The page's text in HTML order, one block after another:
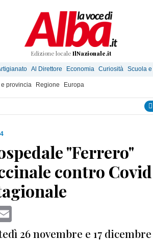
Edizione locale IlNazionale.it
Al Direttore Economia Curiosità Scuola e
e provincia Regione Europa
"Ferrero"
contro Covid
26 novembre e 17 dicembre